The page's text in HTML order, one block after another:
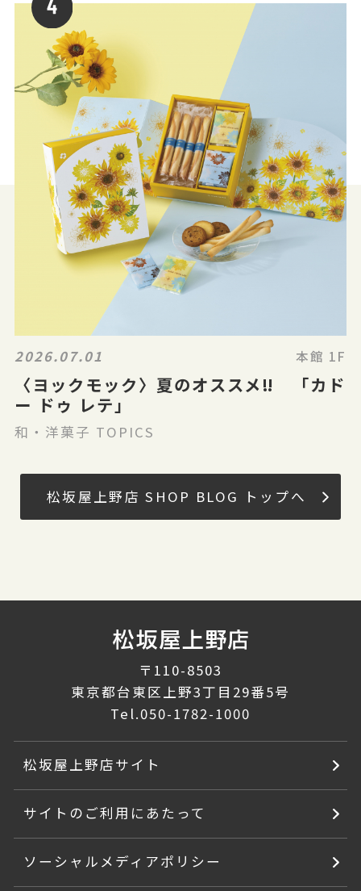
2026.07.01 本館 1F
〈ヨックモック〉夏のオススメ‼ 「カド
ー ドゥ レテ」
和・洋菓子 TOPICS
松坂屋上野店 SHOP BLOG トップへ
〒110-8503
東京都台東区上野3丁目29番5号
Tel.050-1782-1000
松坂屋上野店サイト
サイトのご利用にあたって
ソーシャルメディアポリシー